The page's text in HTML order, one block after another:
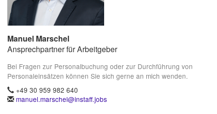
Manuel Marschel
Ansprechpartner für Arbeitgeber
Bei Fragen zur Personalbuchung oder zur Durchführung von
Personaleinsätzen können Sie sich gerne an mich wenden.
+49 30 959 982 640
manuel.marschel@instaff.jobs